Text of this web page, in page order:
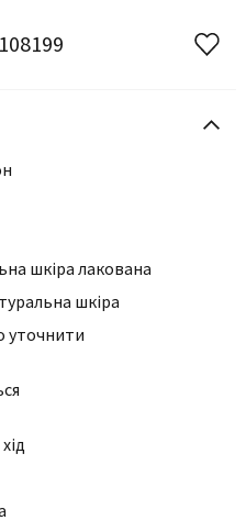
шкіра лакована
шкіра
уточнити